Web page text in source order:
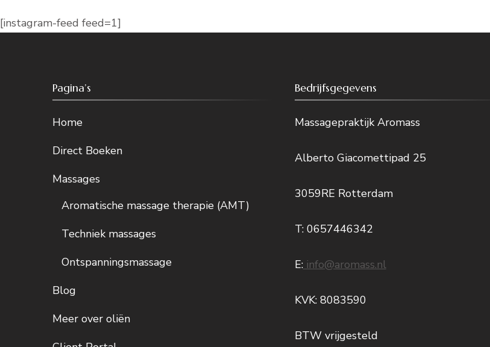
[instagram-feed feed=1]
Pagina’s
Home
Direct Boeken
Massages
Aromatische massage therapie (AMT)
Techniek massages
Ontspanningsmassage
Blog
Meer over oliën
Bedrijfsgegevens
Massagepraktijk Aromass
Alberto Giacomettipad 25
3059RE Rotterdam
T: 0657446342
E:info@aromass.nl
KVK: 8083590
BTW vrijgesteld